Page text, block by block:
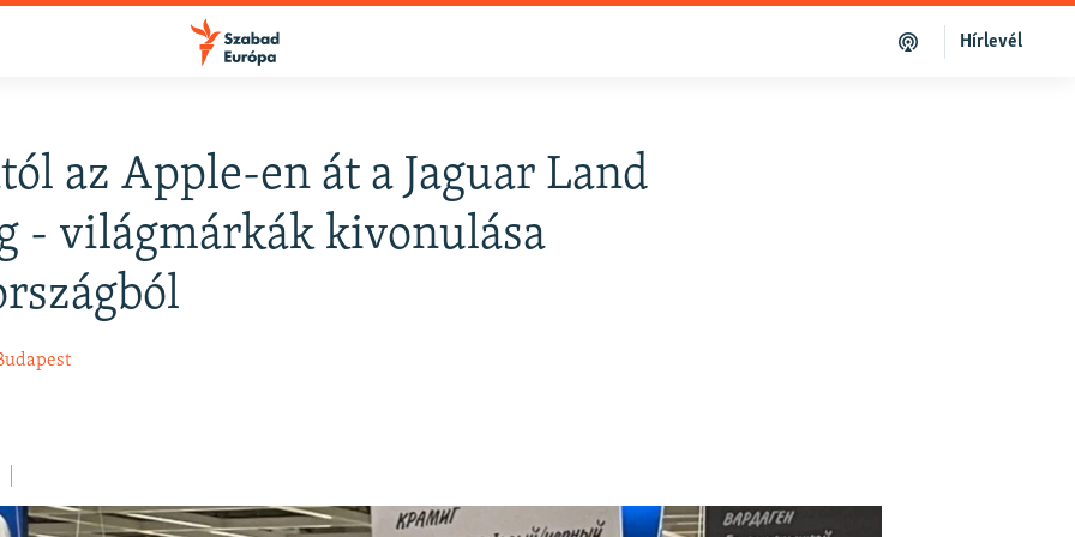
Hírlevél
az Apple-en át a Jaguar Land
- világmárkák kivonulása
FELIRATKOZÁS